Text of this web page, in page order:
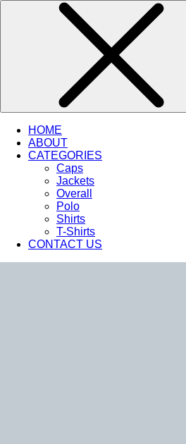
HOME
ABOUT
CATEGORIES
Caps
Jackets
Overall
Polo
Shirts
T-Shirts
CONTACT US